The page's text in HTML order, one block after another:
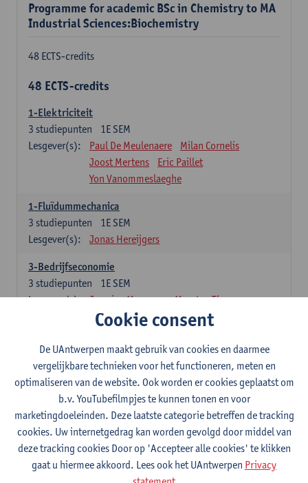
Programme for academic BSc in Chemistry to MA
Industrial Sciences:Biochemistry
48 ECTS-credits
48 ECTS-credits
1-Elektriciteit
1E SEM
3 studiepunten
Lesgever(s):
Paul De Meulenaere
Milan Cornelis
Joost Mertens
Eric Paillet
Yon Vanommeslaeghe
1-Fluïdummechanica
1E SEM
3 studiepunten
Lesgever(s):
Jonas Hereijgers
3-Bedrijfseconomie
1E SEM
3 studiepunten
Lesgever(s):
Jasmine Meysman Maarten Thys
3-Massa- en energiebalansen
1E SEM
studiepunten
Lesgever(s):
Kevin Van Daele
3-Thermodynamica
1E SEM
studiepunten
Lesgever(s):
Ivan Verhaert
Stef Jacobs
Houssam Matbouli
Willem Vandenhove
Jitse Van Thillo
Cookie consent
De UAntwerpen maakt gebruik van cookies en daarmee
vergelijkbare technieken voor het functioneren, meten en
optimaliseren van de website. Ook worden er cookies geplaatst om
b.v. YouTubefilmpjes te kunnen tonen en voor
marketingdoeleinden. Deze laatste categorie betreffen de tracking
cookies. Uw internetgedrag kan worden gevolgd door middel van
deze tracking cookies Door op 'Accepteer alle cookies' te klikken
gaat u hiermee akkoord. Lees ook het UAntwerpen Privacy